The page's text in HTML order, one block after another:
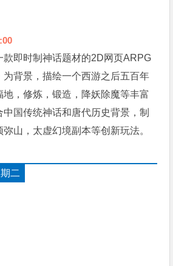
款即时制神话题材的2D网页ARPG
为背景，描绘一个西游之后五百年
，修炼，锻造，降妖除魔等丰富
国传统神话和唐代历史背景，制
山，太虚幻境副本等创新玩法。
二